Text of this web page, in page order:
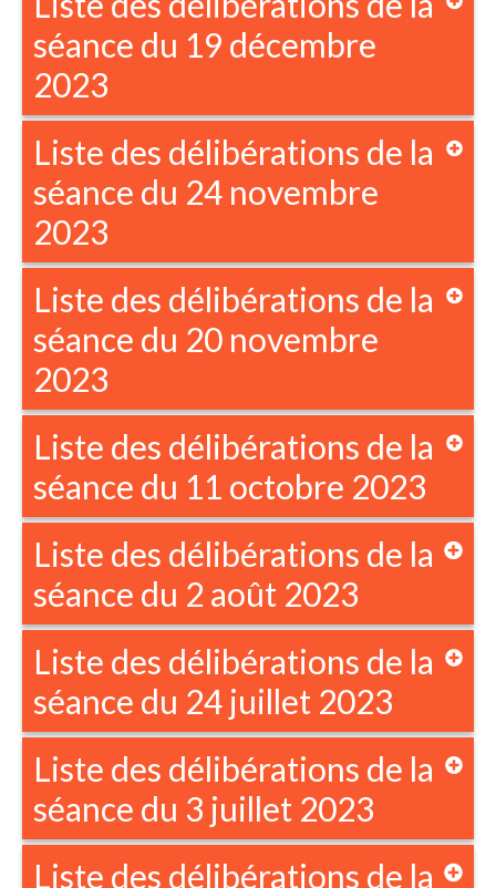
séance du 19 décembre
2023
Liste des délibérations de la
séance du 24 novembre
2023
Liste des délibérations de la
séance du 20 novembre
2023
Liste des délibérations de la
séance du 11 octobre 2023
Liste des délibérations de la
séance du 2 août 2023
Liste des délibérations de la
séance du 24 juillet 2023
Liste des délibérations de la
séance du 3 juillet 2023
Liste des délibérations de la